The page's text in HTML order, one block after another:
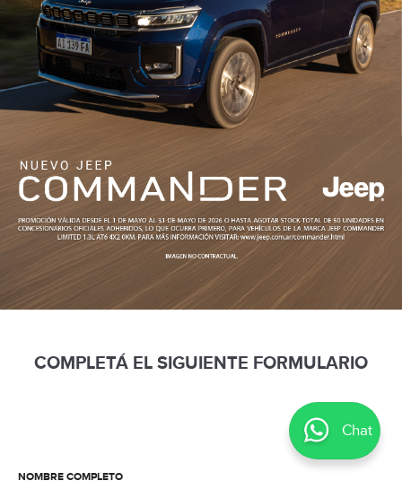
Chat
COMPLETÁ EL SIGUIENTE FORMULARIO
NOMBRE COMPLETO